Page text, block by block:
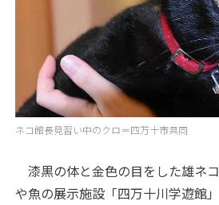
ネコ館長見習い中のクロ＝四万十市具同
漆黒の体と金色の目をした雄ネ
や魚の展示施設「四万十川学遊館